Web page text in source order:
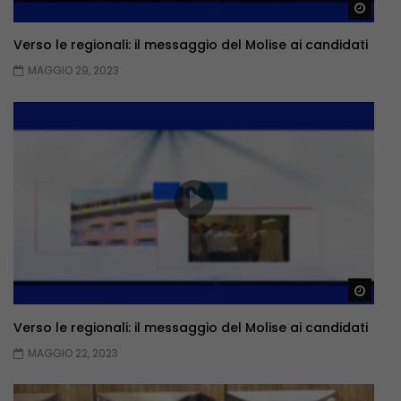
Verso le regionali: il messaggio del Molise ai candidati
MAGGIO 29, 2023
Verso le regionali: il messaggio del Molise ai candidati
MAGGIO 22, 2023